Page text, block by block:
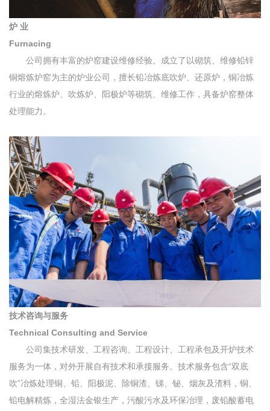
炉 业
Furnacing
公司拥有丰富的炉窑建设维修经验。成立了以砌筑、维修铅锌
铜熔炼炉窑为主的炉业公司，擅长铅冶炼底吹炉、还原炉，铜冶炼
行业的熔炼炉、吹炼炉、阳极炉等砌筑、维修工作，具备炉窑整体
处理能力。
技术咨询与服务
Technical Consulting and Service
公司集技术研发、工程咨询、工程设计、工程承包及开炉技术
服务为一体，对外开展自有技术和承接服务。技术服务包含“双底
吹”冶炼处理铜、铅、阳极泥、除铜渣、锑、铋、烟灰及渣料，铜、
铅电解精炼，全湿法金银生产，污酸污水及环保冶理，废铅酸蓄电